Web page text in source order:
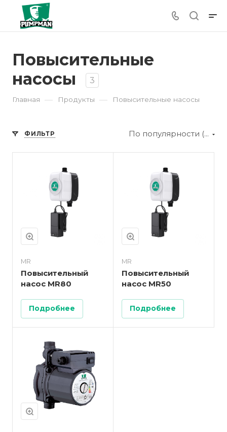
Повысительные
насосы
3
Главная — Продукты — Повысительные насосы
ФИЛЬТР По популярности (убывание)
MR
Повысительный
насос MR80
Подробнее
MR
Повысительный
насос MR50
Подробнее